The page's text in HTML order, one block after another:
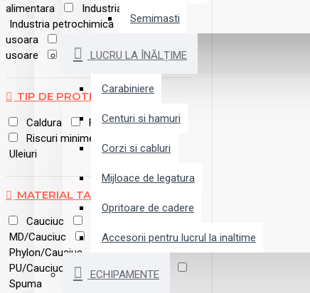
Semimasti
LUCRU LA ÎNĂLȚIME
Carabiniere
Centuri si hamuri
Corzi si cabluri
Mijloace de legatura
Opritoare de cadere
Accesorii pentru lucrul la inaltime
ECHIPAMENTE
alimentara
Industria grea
Industria petrochimica
Industria
usoara
usoare
Trekking
TIP DE PROTECȚIE
Caldura Frig
Mecanica
Riscuri minime
Uleiuri
MATERIAL TALPA
Cauciuc
MD/Cauciuc
Phylon
Phylon/Cauciuc
PU/Cauciuc
PU/PU
PVC
Spuma